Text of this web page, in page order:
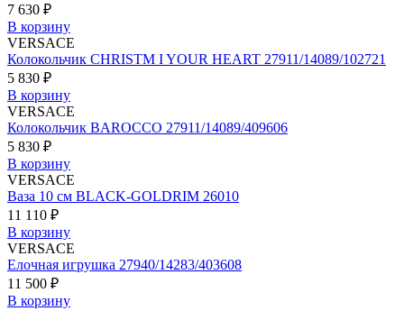
7 630 ₽
В корзину
VERSACE
Колокольчик CHRISTM I YOUR HEART 27911/14089/102721
5 830 ₽
В корзину
VERSACE
Колокольчик BAROCCO 27911/14089/409606
5 830 ₽
В корзину
VERSACE
Ваза 10 см BLACK-GOLDRIM 26010
11 110 ₽
В корзину
VERSACE
Елочная игрушка 27940/14283/403608
11 500 ₽
В корзину